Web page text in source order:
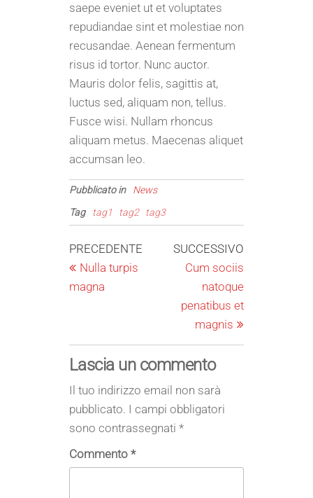
saepe eveniet ut et voluptates
repudiandae sint et molestiae non
recusandae. Aenean fermentum
risus id tortor. Nunc auctor.
Mauris dolor felis, sagittis at,
luctus sed, aliquam non, tellus.
Fusce wisi. Nullam rhoncus
aliquam metus. Maecenas aliquet
accumsan leo.
Pubblicato in
News
Tag
tag1 tag2 tag3
Navigazione
articoli
Articolo
precedente
PRECEDENTE
Nulla turpis
magna
SUCCESSIVO
Cum sociis
natoque
penatibus et
magnis
Lascia un commento
Il tuo indirizzo email non sarà
pubblicato. I campi obbligatori
sono contrassegnati *
Commento *